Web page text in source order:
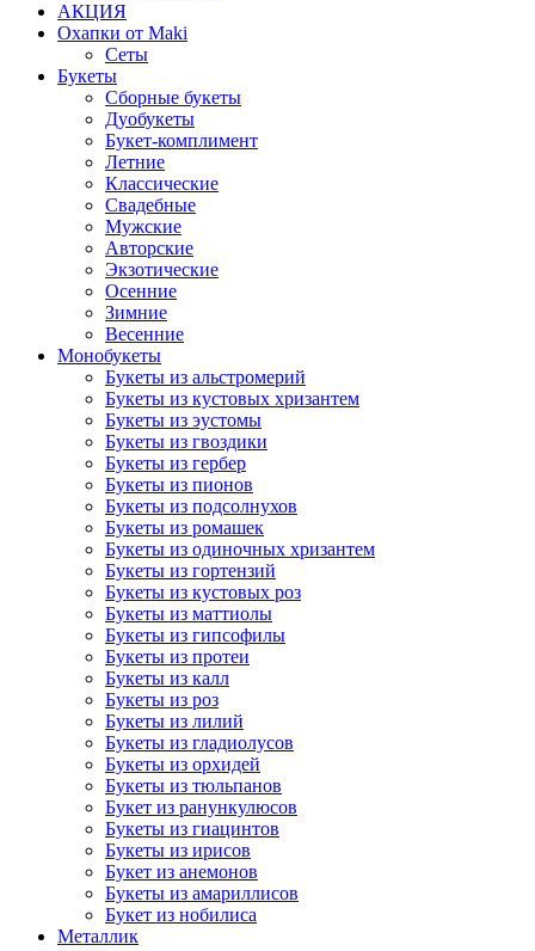
АКЦИЯ
Охапки от Maki
Сеты
Букеты
Сборные букеты
Дуобукеты
Букет-комплимент
Летние
Классические
Свадебные
Мужские
Авторские
Экзотические
Осенние
Зимние
Весенние
Монобукеты
Букеты из альстромерий
Букеты из кустовых хризантем
Букеты из эустомы
Букеты из гвоздики
Букеты из гербер
Букеты из пионов
Букеты из подсолнухов
Букеты из ромашек
Букеты из одиночных хризантем
Букеты из гортензий
Букеты из кустовых роз
Букеты из маттиолы
Букеты из гипсофилы
Букеты из протеи
Букеты из калл
Букеты из роз
Букеты из лилий
Букеты из гладиолусов
Букеты из орхидей
Букеты из тюльпанов
Букет из ранункулюсов
Букеты из гиацинтов
Букеты из ирисов
Букет из анемонов
Букеты из амариллисов
Букет из нобилиса
Металлик